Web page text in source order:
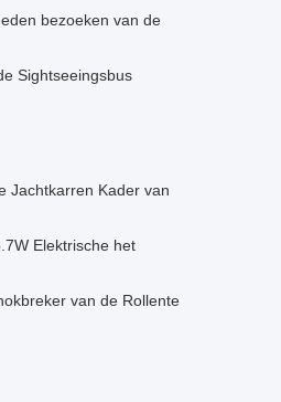
bezoeken van de
Sightseeingsbus
Jachtkarren Kader van
Elektrische het
van de Rollente